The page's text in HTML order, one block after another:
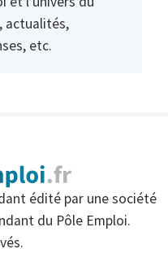
actualités,
etc.
édité par une société
du Pôle Emploi.